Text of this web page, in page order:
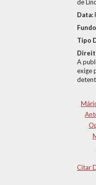
de
Data:
Tipo
A
exige
Citar